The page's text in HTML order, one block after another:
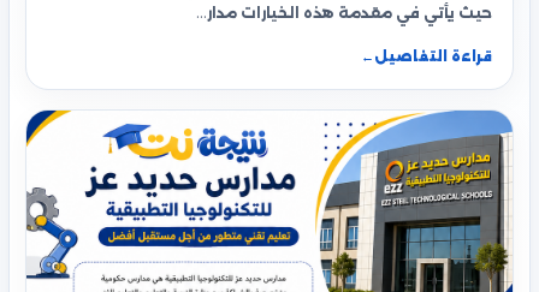
حيث يأتي في مقدمة هذه الخيارات مدار…
قراءة التفاصيل ←